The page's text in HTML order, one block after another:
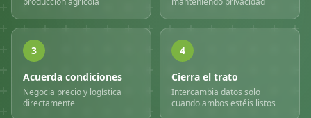
3
Acuerda condiciones
Negocia precio y logística
directamente
4
Cierra el trato
Intercambia datos solo
cuando ambos estéis listos